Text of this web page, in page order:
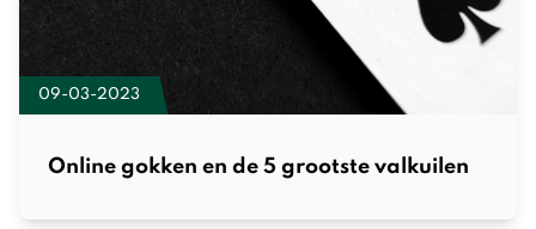
09-03-2023
Online gokken en de 5 grootste valkuilen